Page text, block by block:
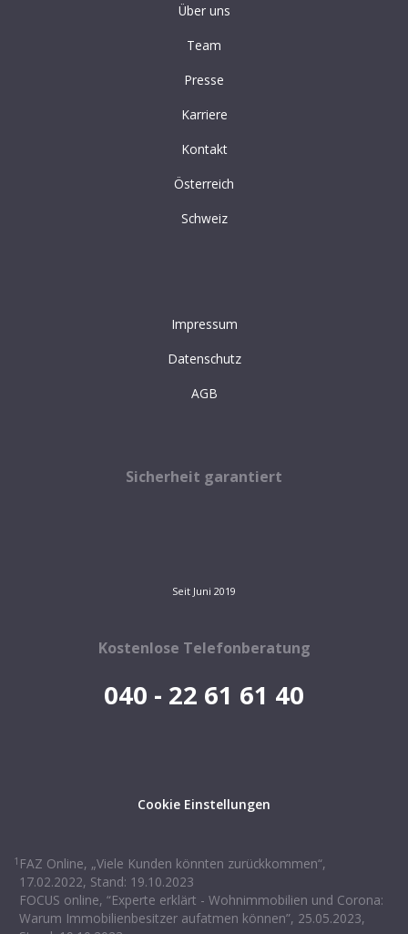
Über uns
Team
Presse
Karriere
Kontakt
Österreich
Schweiz
Impressum
Datenschutz
AGB
Kostenlose Telefonberatung
040 - 22 61 61 40
Sicherheit garantiert
Seit Juni 2019
Cookie Einstellungen
1 FAZ Online, „Viele Kunden könnten zurückkommen“,
17.02.2022, Stand: 19.10.2023
FOCUS online, “Experte erklärt - Wohnimmobilien und Corona:
Warum Immobilienbesitzer aufatmen können”, 25.05.2023,